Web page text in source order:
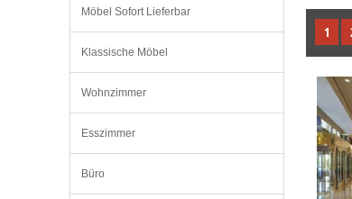
1
Möbel Sofort Lieferbar
Klassische Möbel
Wohnzimmer
Esszimmer
Büro